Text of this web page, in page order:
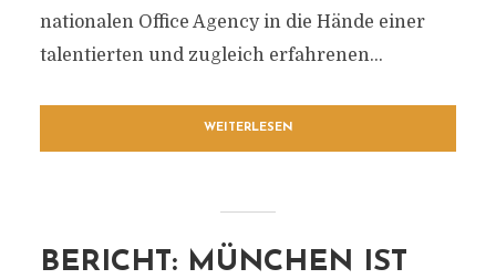
nationalen Office Agency in die Hände einer
talentierten und zugleich erfahrenen...
WEITERLESEN
BERICHT: MÜNCHEN IST